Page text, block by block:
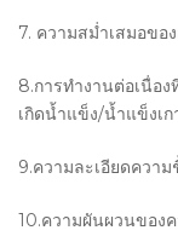
7. ความสม่ำเสมอขอ
8.การทำงานต่อเนื่อ
เกิดน้ำแข็ง/น้ำแข็งเ
9.ความละเอียดความ
10.ความผันผวนของ